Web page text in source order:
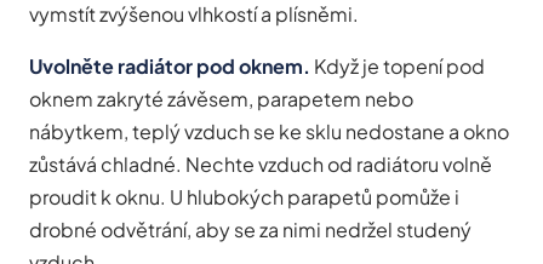
vymstít zvýšenou vlhkostí a plísněmi.
Uvolněte radiátor pod oknem. Když je topení pod
oknem zakryté závěsem, parapetem nebo
nábytkem, teplý vzduch se ke sklu nedostane a okno
zůstává chladné. Nechte vzduch od radiátoru volně
proudit k oknu. U hlubokých parapetů pomůže i
drobné odvětrání, aby se za nimi nedržel studený